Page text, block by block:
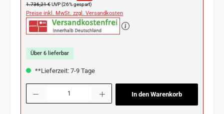
Regulärer Preis:
1.736,21 €UVP (26% gespart)
Preise inkl. MwSt. zzgl. Versandkosten
Über 6 lieferbar
**Lieferzeit: 7-9 Tage
Produkt Anzahl: Gib den gewünschten Wert ein oder benutze die Schaltflächen
In den Warenkorb